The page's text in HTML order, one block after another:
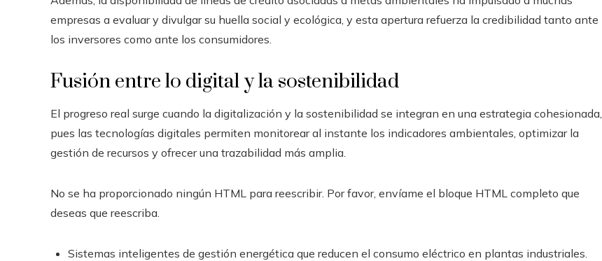
empresas a evaluar y divulgar su huella social y ecológica, y esta apertura refuerza la credibilidad tanto ante
los inversores como ante los consumidores.
Fusión entre lo digital y la sostenibilidad
El progreso real surge cuando la digitalización y la sostenibilidad se integran en una estrategia cohesionada,
pues las tecnologías digitales permiten monitorear al instante los indicadores ambientales, optimizar la
gestión de recursos y ofrecer una trazabilidad más amplia.
No se ha proporcionado ningún HTML para reescribir. Por favor, envíame el bloque HTML completo que
deseas que reescriba.
Sistemas inteligentes de gestión energética que reducen el consumo eléctrico en plantas industriales.